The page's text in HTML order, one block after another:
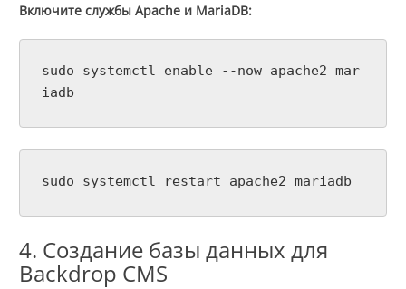
Включите службы Apache и MariaDB:
sudo systemctl enable --now apache2 mar
iadb
sudo systemctl restart apache2 mariadb
4. Создание базы данных для
Backdrop CMS